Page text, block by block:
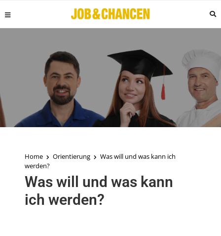
Home Orientierung
Was will und was kann ich
werden?
Was will und was kann
ich werden?